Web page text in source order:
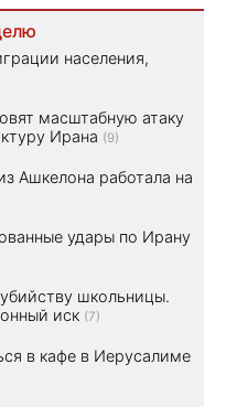
населения,
масштабную атаку
Ирана (9)
Ашкелона работала на
удары по Ирану
школьницы.
иск (7)
в кафе в Иерусалиме